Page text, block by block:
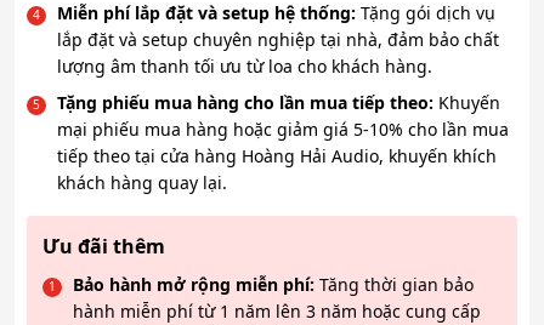
Miễn phí lắp đặt và setup hệ thống: Tặng gói dịch vụ
lắp đặt và setup chuyên nghiệp tại nhà, đảm bảo chất
lượng âm thanh tối ưu từ loa cho khách hàng.
Tặng phiếu mua hàng cho lần mua tiếp theo: Khuyến
mại phiếu mua hàng hoặc giảm giá 5-10% cho lần mua
tiếp theo tại cửa hàng Hoàng Hải Audio, khuyến khích
khách hàng quay lại.
Ưu đãi thêm
Bảo hành mở rộng miễn phí: Tăng thời gian bảo
hành miễn phí từ 1 năm lên 3 năm hoặc cung cấp